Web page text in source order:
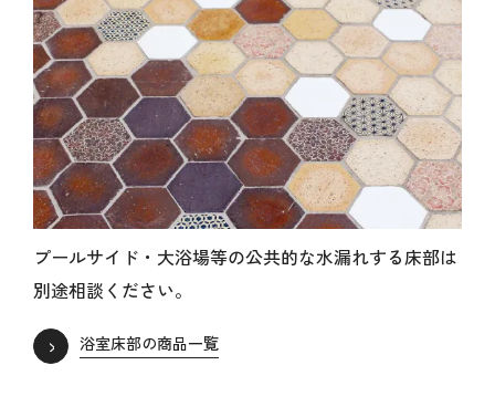
プールサイド・大浴場等の公共的な水漏れする床部は
別途相談ください。
浴室床部の商品一覧